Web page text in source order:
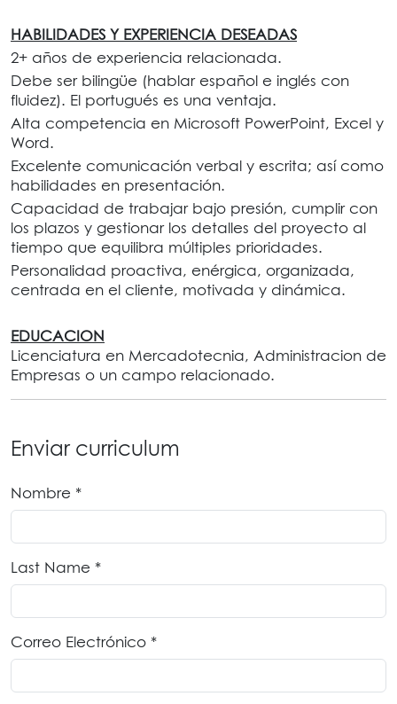
HABILIDADES Y EXPERIENCIA DESEADAS
2+ años de experiencia relacionada.
Debe ser bilingüe (hablar español e inglés con
fluidez). El portugués es una ventaja.
Alta competencia en Microsoft PowerPoint, Excel y
Word.
Excelente comunicación verbal y escrita; así como
habilidades en presentación.
Capacidad de trabajar bajo presión, cumplir con
los plazos y gestionar los detalles del proyecto al
tiempo que equilibra múltiples prioridades.
Personalidad proactiva, enérgica, organizada,
centrada en el cliente, motivada y dinámica.
EDUCACION
Licenciatura en Mercadotecnia, Administracion de
Empresas o un campo relacionado.
Enviar curriculum
Nombre *
Last Name *
Correo Electrónico *